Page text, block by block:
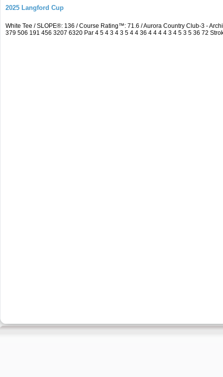
2025 Langford Cup
White Tee / SLOPE®: 136 / Course Rating™: 71.6 / Aurora Country Club-3 -
379 506 191 456 3207 6320 Par 4 5 4 3 4 3 5 4 4 36 4 4 4 4 3 4 5 3 5 36 72